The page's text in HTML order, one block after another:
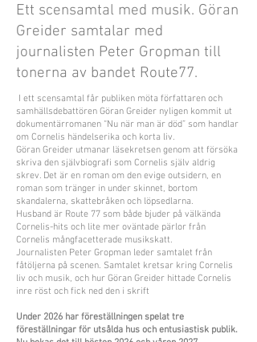
Ett scensamtal med musik. Göran
Greider samtalar med
journalisten Peter Gropman till
tonerna av bandet Route77.
I ett scensamtal får publiken möta författaren och
samhällsdebattören Göran Greider nyligen kommit ut
dokumentärromanen “Nu när man är död” som handlar
om Cornelis händelserika och korta liv.
Göran Greider utmanar läsekretsen genom att försöka
skriva den självbiografi som Cornelis själv aldrig
skrev. Det är en roman om den evige outsidern, en
roman som tränger in under skinnet, bortom
skandalerna, skattebråken och löpsedlarna.
Husband är Route 77 som både bjuder på välkända
Cornelis-hits och lite mer oväntade pärlor från
Cornelis mångfacetterade musikskatt.
Journalisten Peter Gropman leder samtalet från
fåtöljerna på scenen. Samtalet kretsar kring Cornelis
liv och musik, och hur Göran Greider hittade Cornelis
inre röst och fick ned den i skrift
Under 2026 har föreställningen spelat tre
föreställningar för utsålda hus och entusiastisk publik.